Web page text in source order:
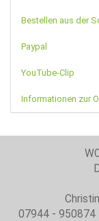
Bestellen aus der
Paypal
YouTube-Clip
Informationen zur
07944 -